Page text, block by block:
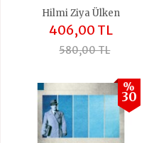
Hilmi Ziya Ülken
406,00 TL
580,00 TL
%
30